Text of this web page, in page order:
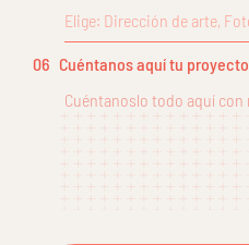
06 Cuéntanos aquí tu proyecto